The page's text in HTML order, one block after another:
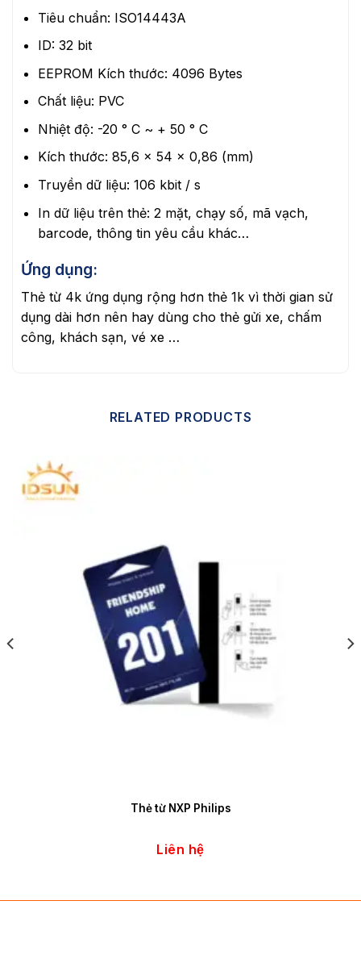
Tiêu chuẩn: ISO14443A
ID: 32 bit
EEPROM Kích thước: 4096 Bytes
Chất liệu: PVC
Nhiệt độ: -20 ° C ~ + 50 ° C
Kích thước: 85,6 x 54 x 0,86 (mm)
Truyền dữ liệu: 106 kbit / s
In dữ liệu trên thẻ: 2 mặt, chạy số, mã vạch,
barcode, thông tin yêu cầu khác…
Ứng dụng:
Thẻ từ 4k ứng dụng rộng hơn thẻ 1k vì thời gian sử
dụng dài hơn nên hay dùng cho thẻ gửi xe, chấm
công, khách sạn, vé xe …
RELATED PRODUCTS
Thẻ từ NXP Philips
Liên hệ